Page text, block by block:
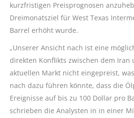
kurzfristigen Preisprognosen
Dreimonatsziel für West Texas
Barrel erhöht wurde.
„Unserer Ansicht nach ist eine
direkten Konflikts zwischen dem Iran
aktuellen Markt nicht eingepreist,
nach dazu führen könnte, dass die
Ereignisse auf bis zu 100 Dollar pro
schrieben die Analysten in in einer